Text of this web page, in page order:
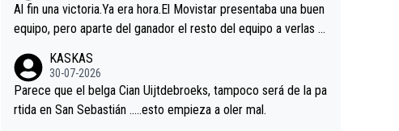
Al fin una victoria.Ya era hora.El Movistar presentaba una buen
equipo, pero aparte del ganador el resto del equipo a verlas v
es.La única buena noticia es la mejoría de Enric Más en San S
ebastian.Si en la Vuelta a Burgos sigue la mejoría, podríamos t
ener alguna sorpresa en la Vuelta.Ojalá.
KASKAS
30-07-2026
Parece que el belga Cian Uijtdebroeks, tampoco será de la pa
rtida en San Sebastián …..esto empieza a oler mal.